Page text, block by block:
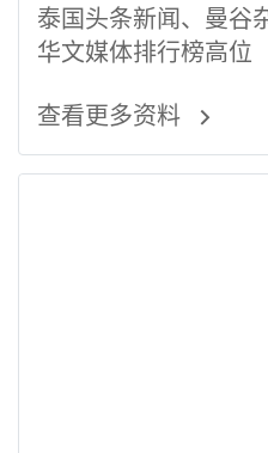
泰国头条新闻、曼谷
华文媒体排行榜高位
查看更多资料